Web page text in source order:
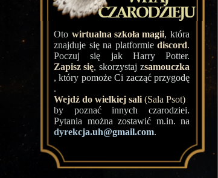
Oto wirtualna szkoła magii, która
znajduje się na platformie discord.
Poczuj się jak Harry Potter.
Zapisz się, skorzystaj zsamouczka
, który pomoże Ci zacząć przygodę
.
Wejdź do wielkiej sali (Sala Psot)
by poznać innych czarodziei.
Pytania można zostawić m.in. na
dyrekcja.uh@gmail.com.